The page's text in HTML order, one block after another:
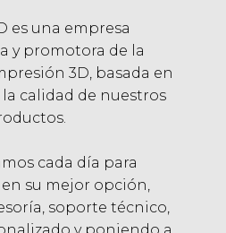
es una empresa
y promotora de la
3D, basada en
la calidad de nuestros
cada día para
su mejor opción,
soporte técnico,